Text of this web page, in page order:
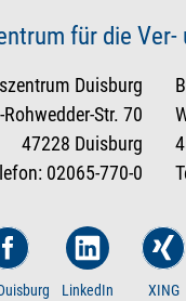
für die
Duisburg
Str. 70
47228 Duisburg
02065-770-0
LinkedIn XING